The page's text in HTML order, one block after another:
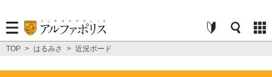
TOP > はるみさ > 近況ボード